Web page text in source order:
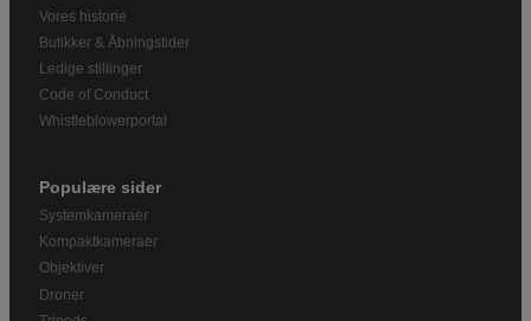
Vores historie
Butikker & Åbningstider
Ledige stillinger
Code of Conduct
Whistleblowerportal
Populære sider
Systemkameraer
Kompaktkameraer
Objektiver
Droner